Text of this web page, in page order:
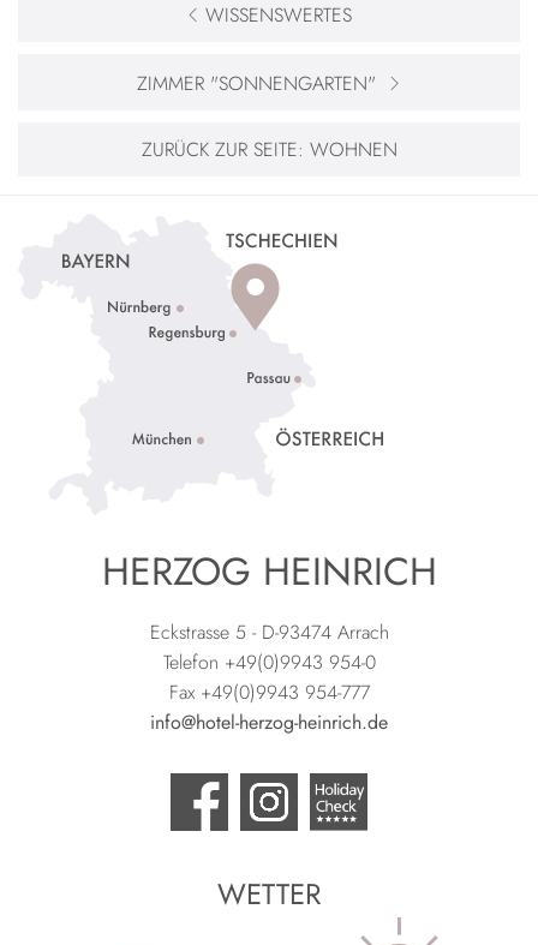
WISSENSWERTES
ZIMMER "SONNENGARTEN"
ZURÜCK ZUR SEITE: WOHNEN
HERZOG HEINRICH
Eckstrasse 5 - D-93474 Arrach
Telefon +49(0)9943 954-0
Fax +49(0)9943 954-777
info@hotel-herzog-heinrich.de
WETTER